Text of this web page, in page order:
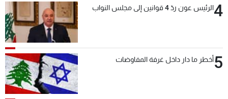
4الرئيس عون ردّ 4 قوانين إلى مجلس النواب
5أخطر ما دار داخل غرفة المفاوضات